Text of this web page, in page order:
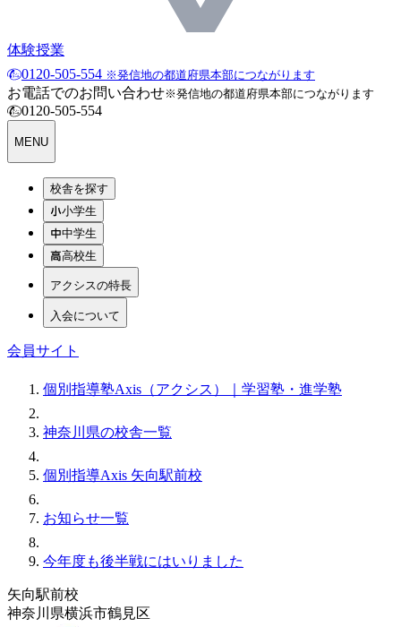
体験授業
0120-505-554 ※発信地の都道府県本部につながります
お電話でのお問い合わせ※発信地の都道府県本部につながります
0120-505-554
MENU
校舎を探す
小学生
中学生
高校生
アクシスの特長
入会について
会員サイト
個別指導塾Axis（アクシス）｜学習塾・進学塾
神奈川県の校舎一覧
個別指導Axis 矢向駅前校
お知らせ一覧
今年度も後半戦にはいりました
矢向駅前校
神奈川県横浜市鶴見区